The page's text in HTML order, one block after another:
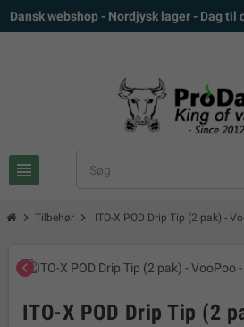
Dansk webshop - Nordjysk lager - Dag til
view_headline
chevron_right Tilbehør chevron_right ITO-X POD Drip Tip (2 pak) -
chevron_left
ITO-X POD Drip Tip (2